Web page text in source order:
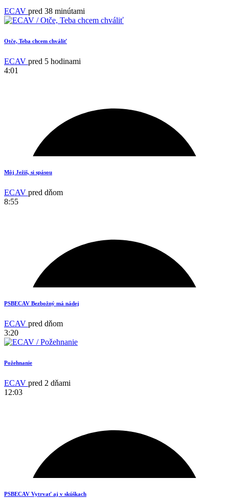
ECAV pred 38 minútami
Otče, Teba chcem chváliť
ECAV pred 5 hodinami
4:01
2
Môj Ježiš, si spásou
ECAV pred dňom
8:55
PSBECAV Bezbožný má nádej
ECAV pred dňom
3:20
Požehnanie
ECAV pred 2 dňami
12:03
PSBECAV Vytrvať aj v skúškach